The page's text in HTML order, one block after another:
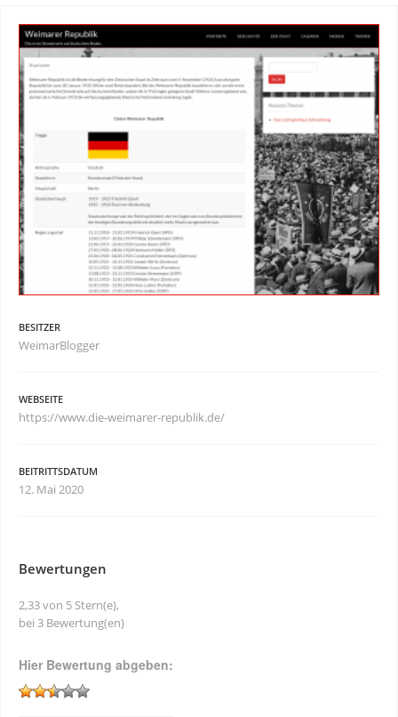
BESITZER
WeimarBlogger
WEBSEITE
https://www.die-weimarer-republik.de/
BEITRITTSDATUM
12. Mai 2020
Bewertungen
2,33 von 5 Stern(e),
bei 3 Bewertung(en)
Hier Bewertung abgeben: